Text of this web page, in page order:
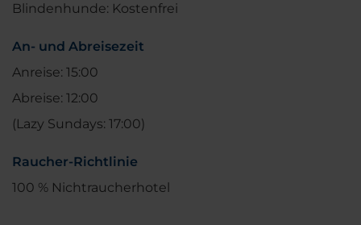
Blindenhunde: Kostenfrei
An- und Abreisezeit
Anreise: 15:00
Abreise: 12:00
(Lazy Sundays: 17:00)
Raucher-Richtlinie
100 % Nichtraucherhotel